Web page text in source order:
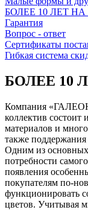
БОЛЕЕ 10 ЛЕТ
Гарантия
Вопрос - ответ
Сертификаты
Гибкая система
БОЛЕЕ 10
Компания
коллектив
материалов и
также
Одним из основных
потребности
появления
покупателям по-
функционировать
цветов. Учитывая